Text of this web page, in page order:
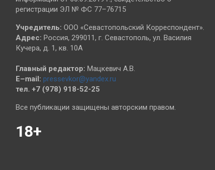
регистрации ЭЛ № ФС 77–76715
Учредитель: ООО «Севастопольский Корреспондент».
Адрес: Россия, 299011, г. Севастополь, ул. Василия
Кучера, д. 1, кв. 10А
Главный редактор: Мацкевич А.В.
E–mail: pressevkor@yandex.ru
тел. +7 (978) 918-52-25
Все публикации защищены авторским правом.
18+